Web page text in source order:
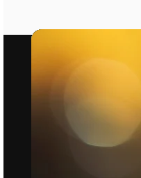
Videos
Motion Graphics
Icons
3D-Modelle
Die
Arbeit zu